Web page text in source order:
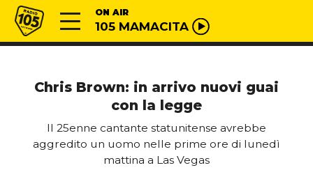
Vai al contenuto
Radio 105 ON AIR
105 MAMACITA
Chris Brown: in arrivo nuovi guai
con la legge
Il 25enne cantante statunitense avrebbe
aggredito un uomo nelle prime ore di lunedì
mattina a Las Vegas